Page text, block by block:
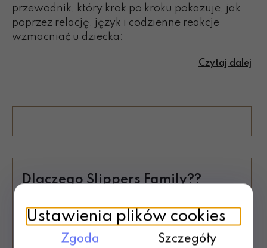
przewodnik, który krok po kroku pokazuje, jak
poprzez relację, język i codzienne reakcje
wzmacniać u dziecka:
samodzielność i sprawczość,
Co wyróżnia ten e-book?
napisany prostym, ciepłym językiem
oparty na realnych sytuacjach z życia
rodzinnego
Czytaj dalej
Dlaczego Slippers Family??
Polecane przez Fizjoterapeutów
Polski produkt
Ustawienia plików cookies
Zgoda Szczegóły